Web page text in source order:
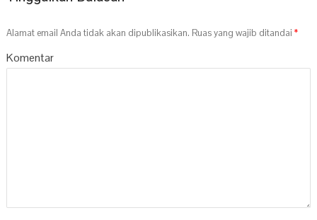
Alamat email Anda tidak akan dipublikasikan. Ruas yang wajib ditandai*
Komentar